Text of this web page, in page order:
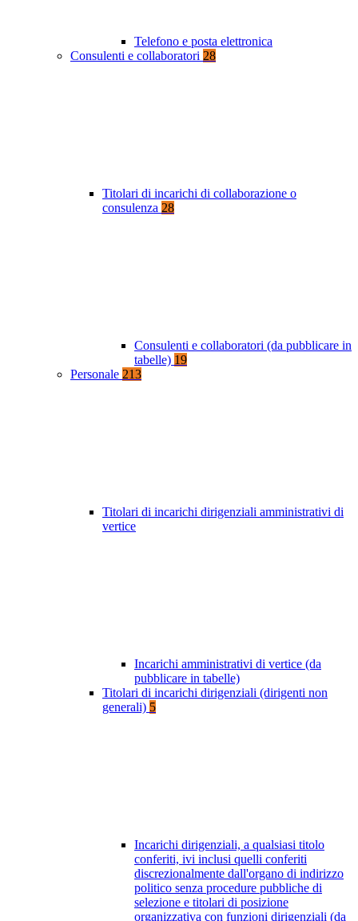
Telefono e posta elettronica
Consulenti e collaboratori 28
Titolari di incarichi di collaborazione o
consulenza 28
Consulenti e collaboratori (da pubblicare in
tabelle) 19
Personale 213
Titolari di incarichi dirigenziali amministrativi di
vertice
Incarichi amministrativi di vertice (da
pubblicare in tabelle)
Titolari di incarichi dirigenziali (dirigenti non
generali) 5
Incarichi dirigenziali, a qualsiasi titolo
conferiti, ivi inclusi quelli conferiti
discrezionalmente dall'organo di indirizzo
politico senza procedure pubbliche di
selezione e titolari di posizione
organizzativa con funzioni dirigenziali (da